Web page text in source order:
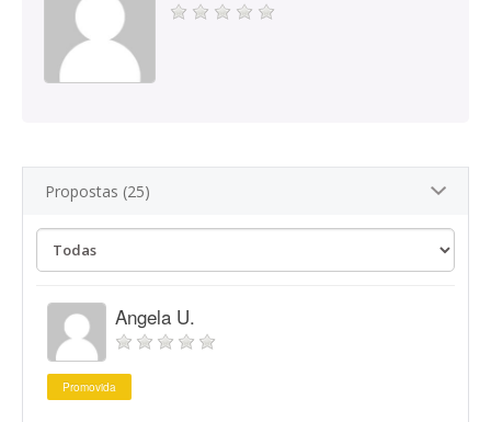
Propostas (25)
Angela U.
Promovida